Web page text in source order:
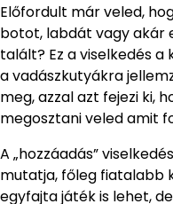
Előfordult már veled,
botot, labdát vagy akár
talált? Ez a viselkedés
a vadászkutyákra
meg, azzal azt fejezi ki,
megosztani veled amit
A „hozzáadás”
mutatja, főleg fiatalabb
egyfajta játék is lehet,